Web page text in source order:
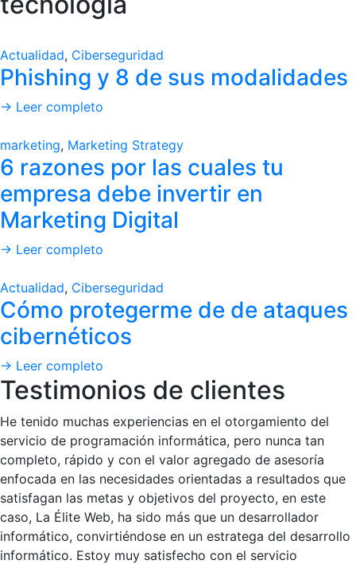
Actualidad, Ciberseguridad
Phishing y 8 de sus modalidades
→ Leer completo
marketing, Marketing Strategy
6 razones por las cuales tu
empresa debe invertir en
Marketing Digital
→ Leer completo
Actualidad, Ciberseguridad
Cómo protegerme de de ataques
cibernéticos
→ Leer completo
Testimonios de clientes
He tenido muchas experiencias en el otorgamiento del
servicio de programación informática, pero nunca tan
completo, rápido y con el valor agregado de asesoría
enfocada en las necesidades orientadas a resultados que
satisfagan las metas y objetivos del proyecto, en este
caso, La Élite Web, ha sido más que un desarrollador
informático, convirtiéndose en un estratega del desarrollo
informático. Estoy muy satisfecho con el servicio